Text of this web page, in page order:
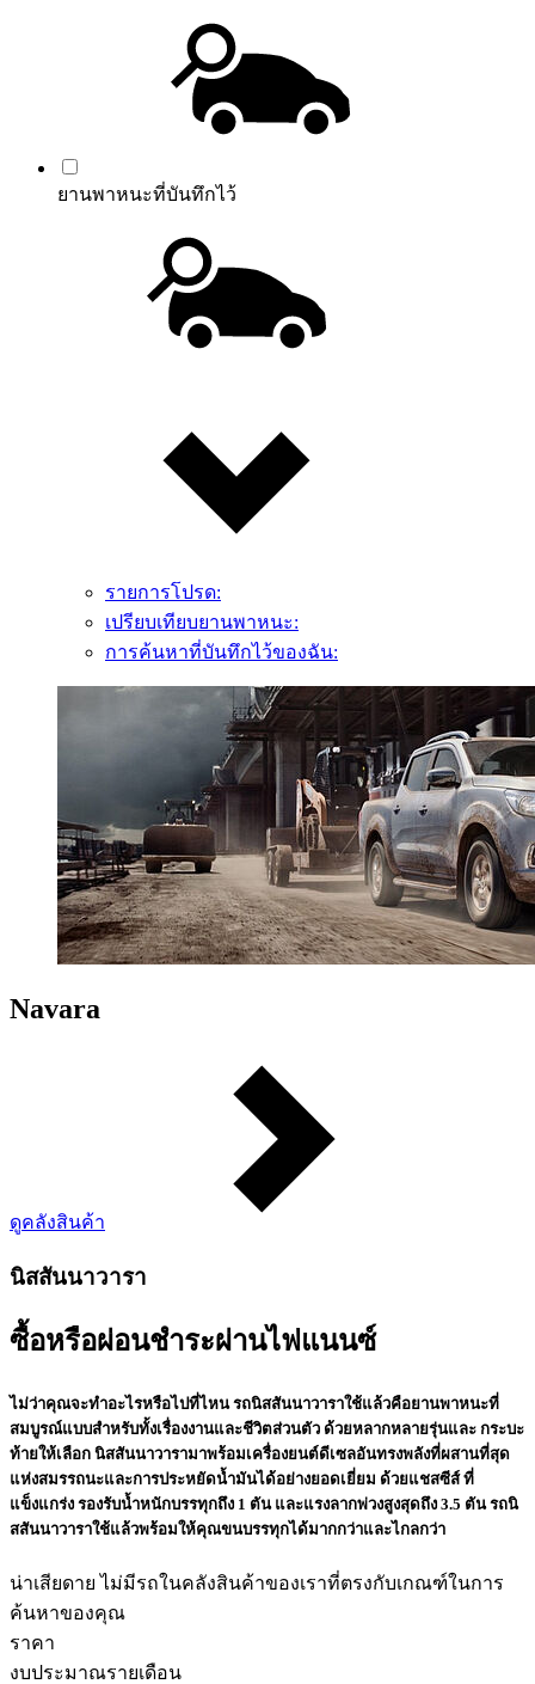
ยานพาหนะที่บันทึกไว้
รายการโปรด:
เปรียบเทียบยานพาหนะ:
การค้นหาที่บันทึกไว้ของฉัน:
Navara
ดูคลังสินค้า
นิสสันนาวารา
ซื้อหรือผ่อนชำระผ่านไฟแนนซ์
ไม่ว่าคุณจะทำอะไรหรือไปที่ไหน รถนิสสันนาวาราใช้แล้วคือยานพาหนะที่
สมบูรณ์แบบสำหรับทั้งเรื่องงานและชีวิตส่วนตัว ด้วยหลากหลายรุ่นและ กระบะ
ท้ายให้เลือก นิสสันนาวารามาพร้อมเครื่องยนต์ดีเซลอันทรงพลังที่ผสานที่สุด
แห่งสมรรถนะและการประหยัดน้ำมันได้อย่างยอดเยี่ยม ด้วยแชสซีส์ ที่
แข็งแกร่ง รองรับน้ำหนักบรรทุกถึง 1 ตัน และแรงลากพ่วงสูงสุดถึง 3.5 ตัน รถนิ
สสันนาวาราใช้แล้วพร้อมให้คุณขนบรรทุกได้มากกว่าและไกลกว่า
น่าเสียดาย ไม่มีรถในคลังสินค้าของเราที่ตรงกับเกณฑ์ในการ
ค้นหาของคุณ
ราคา
งบประมาณรายเดือน